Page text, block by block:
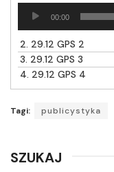
Odtwarzacz
plików
dźwiękowych
00:00
2. 29.12 GPS 2
3. 29.12 GPS 3
4. 29.12 GPS 4
Tagi: publicystyka
SZUKAJ